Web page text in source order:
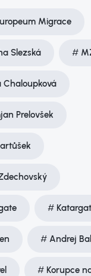
Migrace
Slezská
Chaloupková
Prelovšek
Andrej
Korupce